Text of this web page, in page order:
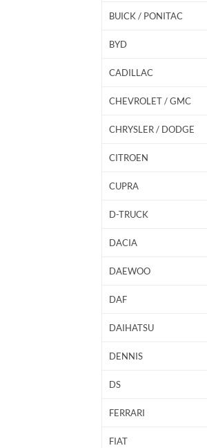
BUICK / PONITAC
BYD
CADILLAC
CHEVROLET / GMC
CHRYSLER / DODGE
CITROEN
CUPRA
D-TRUCK
DACIA
DAEWOO
DAF
DAIHATSU
DENNIS
DS
FERRARI
FIAT